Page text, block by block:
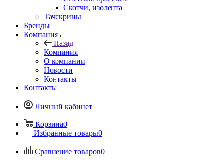
Скотчи, изолента
Тачскрины
Бренды
Компания
Назад
Компания
О компании
Новости
Контакты
Контакты
Личный кабинет
Корзина0
Избранные товары0
Сравнение товаров0